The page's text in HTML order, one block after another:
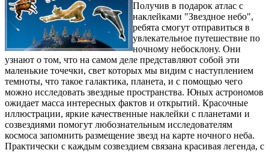
Получив в подарок атлас с
наклейками "Звездное небо",
ребята смогут отправиться в
увлекательное путешествие по
ночному небосклону. Они
узнают о том, что на самом деле представляют собой эти
маленькие точечки, свет которых мы видим с наступлением
темноты, что такое галактика, планета, и с помощью чего
можно исследовать звездные пространства. Юных астрономов
ожидает масса интересных фактов и открытий. Красочные
иллюстрации, яркие качественные наклейки с планетами и
созвездиями помогут любознательным исследователям
космоса запомнить размещение звезд на карте ночного неба.
Практически с каждым созвездием связана красивая легенда, с